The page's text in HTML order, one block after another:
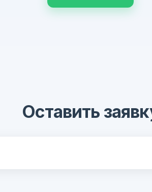
Оставить